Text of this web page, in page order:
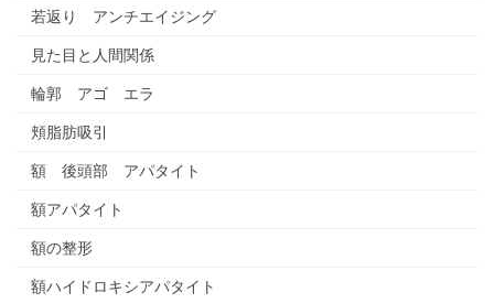
若返り アンチエイジング
見た目と人間関係
輪郭 アゴ エラ
頬脂肪吸引
額 後頭部 アパタイト
額アパタイト
額の整形
額ハイドロキシアパタイト